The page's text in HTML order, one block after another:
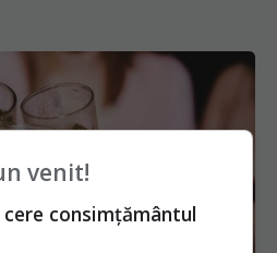
venit!
cere consimțământul